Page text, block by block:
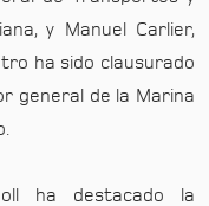
y Manuel Carlier,
ha sido clausurado
general de la Marina
ha destacado la